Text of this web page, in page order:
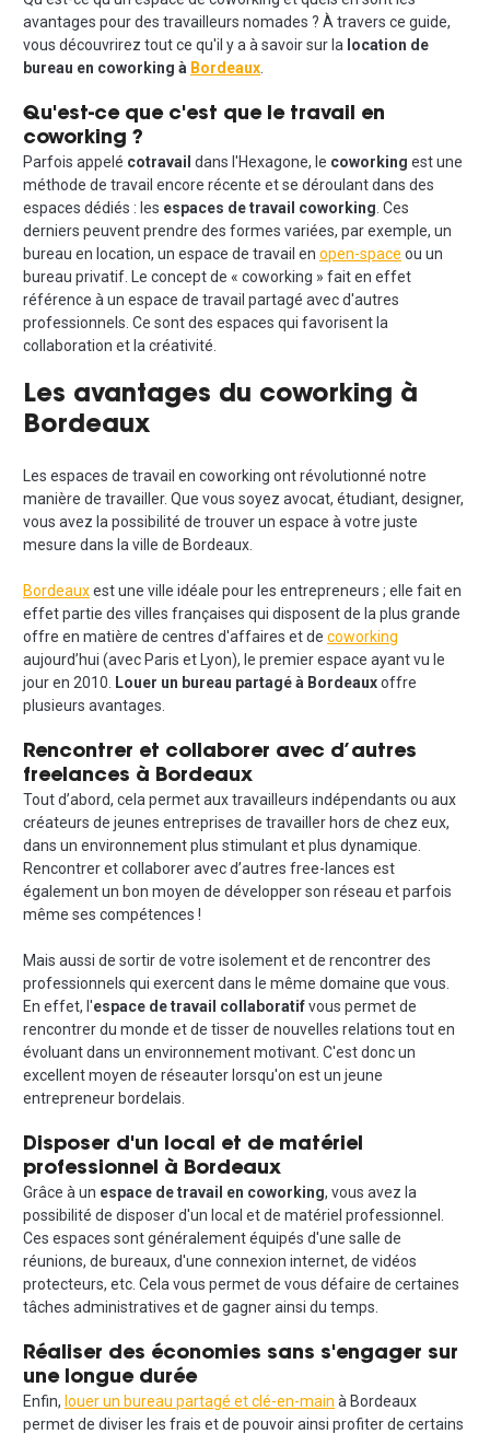
avantages pour des travailleurs nomades ? À travers ce guide,
vous découvrirez tout ce qu'il y a à savoir sur la location de
bureau en coworking à Bordeaux
Qu'est-ce que c'est que le travail en
coworking ?
Parfois appelé cotravail dans l'Hexagone, le coworking est une
méthode de travail encore récente et se déroulant dans des
espaces dédiés : les espaces de travail coworking . Ces
derniers peuvent prendre des formes variées, par exemple, un
bureau en location, un espace de travail en open-space ou un
bureau privatif. Le concept de « coworking » fait en effet
référence à un espace de travail partagé avec d'autres
professionnels. Ce sont des espaces qui favorisent la
collaboration et la créativité.
Les avantages du coworking à
Bordeaux
Les espaces de travail en coworking ont révolutionné notre
manière de travailler. Que vous soyez avocat, étudiant, designer,
vous avez la possibilité de trouver un espace à votre juste
mesure dans la ville de Bordeaux.
Bordeauxest une ville idéale pour les entrepreneurs ; elle fait en
effet partie des villes françaises qui disposent de la plus grande
offre en matière de centres d'affaires et de coworking
aujourd’hui (avec Paris et Lyon), le premier espace ayant vu le
jour en 2010.
Louer un bureau partagé à Bordeauxoffre
plusieurs avantages.
Rencontrer et collaborer avec d’autres
freelances à Bordeaux
Tout d’abord, cela permet aux travailleurs indépendants ou aux
créateurs de jeunes entreprises de travailler hors de chez eux,
dans un environnement plus stimulant et plus dynamique.
Rencontrer et collaborer avec d’autres free-lances est
également un bon moyen de développer son réseau et parfois
même ses compétences !
Mais aussi de sortir de votre isolement et de rencontrer des
professionnels qui exercent dans le même domaine que vous.
En effet, l'espace de travail collaboratifvous permet de
rencontrer du monde et de tisser de nouvelles relations tout en
évoluant dans un environnement motivant. C'est donc un
excellent moyen de réseauter lorsqu'on est un jeune
entrepreneur bordelais.
Disposer d'un local et de matériel
professionnel à Bordeaux
Grâce à un espace de travail en coworking, vous avez la
possibilité de disposer d'un local et de matériel professionnel.
Ces espaces sont généralement équipés d'une salle de
réunions, de bureaux, d'une connexion internet, de vidéos
protecteurs, etc. Cela vous permet de vous défaire de certaines
tâches administratives et de gagner ainsi du temps.
Réaliser des économies sans s'engager sur
une longue durée
Enfin, louer un bureau partagé et clé-en-main à Bordeaux
permet de diviser les frais et de pouvoir ainsi profiter de certains